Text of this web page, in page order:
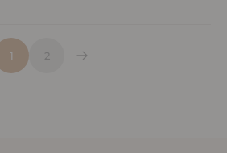
1 2